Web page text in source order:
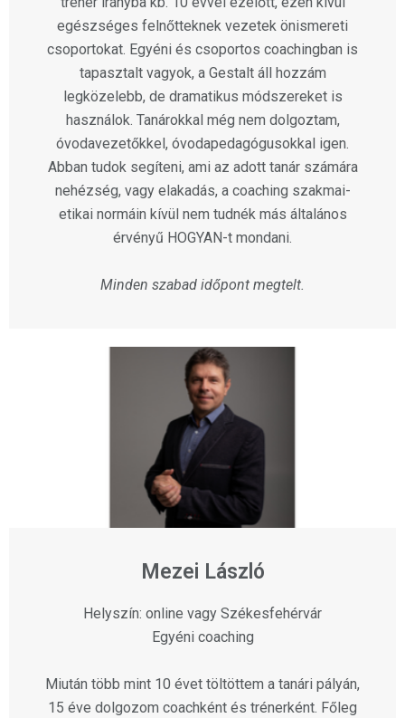
egészséges felnőtteknek vezetek önismereti
csoportokat. Egyéni és csoportos coachingban is
tapasztalt vagyok, a Gestalt áll hozzám
legközelebb, de dramatikus módszereket is
használok. Tanárokkal még nem dolgoztam,
óvodavezetőkkel, óvodapedagógusokkal igen.
Abban tudok segíteni, ami az adott tanár számára
nehézség, vagy elakadás, a coaching szakmai-
etikai normáin kívül nem tudnék más általános
érvényű HOGYAN-t mondani.
Minden szabad időpont megtelt.
Mezei László
Helyszín: online vagy Székesfehérvár
Egyéni coaching
Miután több mint 10 évet töltöttem a tanári pályán,
15 éve dolgozom coachként és trénerként. Főleg